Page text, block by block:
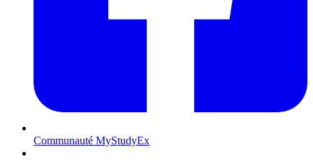
Communauté MyStudyEx